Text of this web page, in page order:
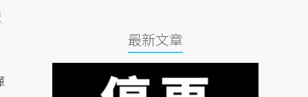
最新文章